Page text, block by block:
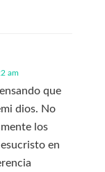
am
que
dios. No
los
en